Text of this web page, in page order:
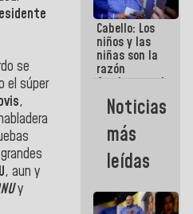
se
el súper
,
, aun y
y
afectados
por
terremotos
Cabello: Los
niños y las
niñas son la
razón
fundamental
de todo lo
que
estamos
haciendo
Noticias
más
leídas